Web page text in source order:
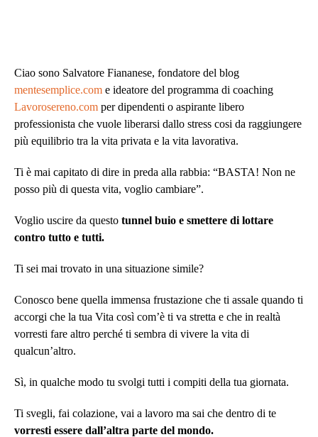
Ciao sono Salvatore Fiananese, fondatore del blog
mentesemplice.com e ideatore del programma di coaching
Lavorosereno.com per dipendenti o aspirante libero
professionista che vuole liberarsi dallo stress cosi da raggiungere
più equilibrio tra la vita privata e la vita lavorativa.
Ti è mai capitato di dire in preda alla rabbia: “BASTA! Non ne
posso più di questa vita, voglio cambiare”.
Voglio uscire da questo tunnel buio e smettere di lottare
contro tutto e tutti.
Ti sei mai trovato in una situazione simile?
Conosco bene quella immensa frustazione che ti assale quando ti
accorgi che la tua Vita così com’è ti va stretta e che in realtà
vorresti fare altro perché ti sembra di vivere la vita di
qualcun’altro.
Sì, in qualche modo tu svolgi tutti i compiti della tua giornata.
Ti svegli, fai colazione, vai a lavoro ma sai che dentro di te
vorresti essere dall’altra parte del mondo.